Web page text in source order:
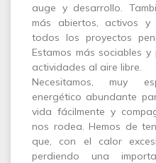
auge y desarrollo.
más abiertos, activos
todos los proyectos
Estamos más sociables
actividades al aire libre.
Necesitamos, muy
energético abundante
vida fácilmente y
nos rodea. Hemos de
que, con el calor
perdiendo una